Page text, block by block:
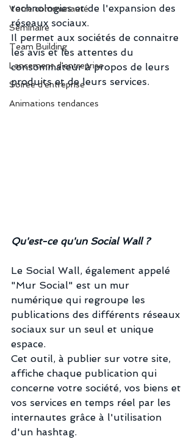
Votre communauté
Séminaire
Team Building
Lancement d'entreprise
Soirée d'entreprise
Animations tendances
technologies et de l'expansion des
réseaux sociaux.
Il permet aux sociétés de connaitre
les avis et les attentes du
consommateur à propos de leurs
produits et de leurs services.
Qu'est-ce qu'un Social Wall ?
Le Social Wall, également appelé
"Mur Social" est un mur
numérique qui regroupe les
publications des différents réseaux
sociaux sur un seul et unique
espace.
Cet outil, à publier sur votre site,
affiche chaque publication qui
concerne votre société, vos biens et
vos services en temps réel par les
internautes grâce à l'utilisation
d'un hashtag.